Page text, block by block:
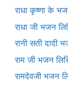
राधा कृष्णा के
राधा जी भजन
रानी सती दादी
राम जी भजन
रामदेवजी भजन